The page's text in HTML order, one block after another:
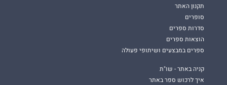
תקנון האתר
סופרים
סדרות ספרים
הוצאות ספרים
ספרים במבצעים ושיתופי פעולה
קניה באתר - שו"ת
איך לרכוש ספר באתר